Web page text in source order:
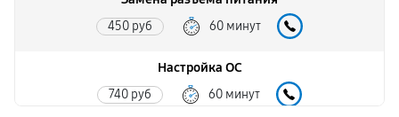
450 руб 60 минут
Настройка ОС
740 руб 60 минут